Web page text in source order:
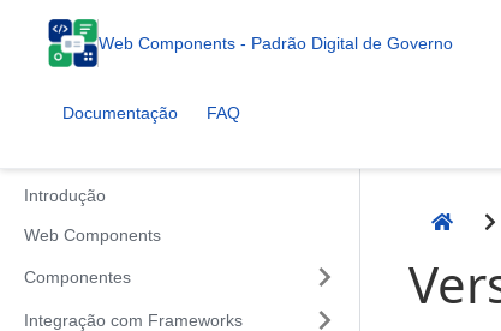
Web Components - Padrão Digital de Governo
Documentação FAQ
Introdução
Web Components
Componentes
Integração com Frameworks